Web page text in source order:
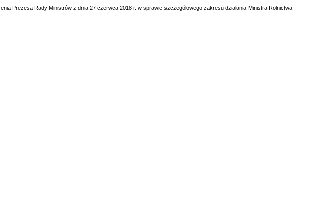
Prezesa Rady Ministrów z dnia 27 czerwca 2018 r. w sprawie szczegółowego zakresu działania Ministra Rolnictwa